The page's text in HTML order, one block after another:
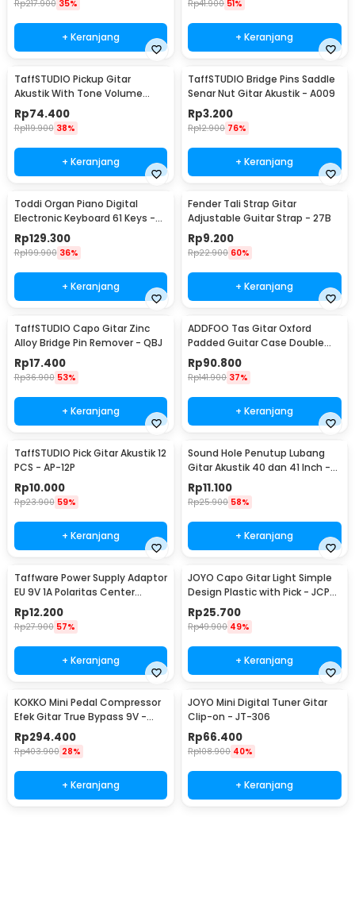
Rp217.900 35%
+ Keranjang
Rp41.900 51%
+ Keranjang
TaffSTUDIO Pickup Gitar
Akustik With Tone Volume
Control - P-011
Rp74.400
Rp119.900 38%
+ Keranjang
TaffSTUDIO Bridge Pins Saddle
Senar Nut Gitar Akustik - A009
Rp3.200
Rp12.900 76%
+ Keranjang
Toddi Organ Piano Digital
Electronic Keyboard 61 Keys -
MQ-6106
Rp129.300
Rp199.900 36%
+ Keranjang
Fender Tali Strap Gitar
Adjustable Guitar Strap - 27B
Rp9.200
Rp22.900 60%
+ Keranjang
TaffSTUDIO Capo Gitar Zinc
Alloy Bridge Pin Remover - QBJ
Rp17.400
Rp36.900 53%
+ Keranjang
ADDFOO Tas Gitar Oxford
Padded Guitar Case Double
Strap Waterproof - ZH06501
Rp90.800
Rp141.900 37%
+ Keranjang
TaffSTUDIO Pick Gitar Akustik 12
PCS - AP-12P
Rp10.000
Rp23.900 59%
+ Keranjang
Sound Hole Penutup Lubang
Gitar Akustik 40 dan 41 Inch -
SH410
Rp11.100
Rp25.900 58%
+ Keranjang
Taffware Power Supply Adaptor
EU 9V 1A Polaritas Center
Positif - YErY-0910
Rp12.200
Rp27.900 57%
+ Keranjang
JOYO Capo Gitar Light Simple
Design Plastic with Pick - JCP-
01
Rp25.700
Rp49.900 49%
+ Keranjang
KOKKO Mini Pedal Compressor
Efek Gitar True Bypass 9V -
FCP-2
Rp294.400
Rp403.900 28%
+ Keranjang
JOYO Mini Digital Tuner Gitar
Clip-on - JT-306
Rp66.400
Rp108.900 40%
+ Keranjang